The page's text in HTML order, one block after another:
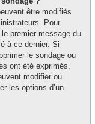
être modifiés
Pour
premier message du
à ce dernier. Si
le sondage ou
ont été exprimés,
modifier ou
les options d’un